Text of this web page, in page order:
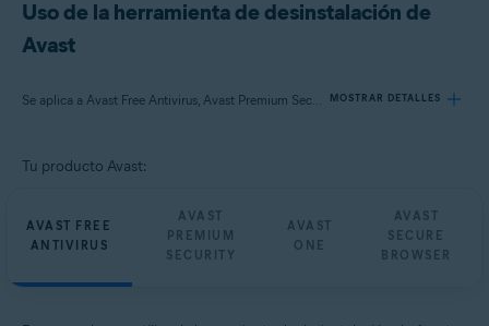
Uso de la herramienta de desinstalación de
Avast
Se aplica a Avast Free Antivirus, Avast Premium Security, Avast One, Avast Secure Browser MOSTRAR DETALLES
Avast Premium Security
Avast One
Tu producto Avast:
AVAST FREE
ANTIVIRUS
AVAST
PREMIUM
SECURITY
AVAST
ONE
AVAST
SECURE
BROWSER